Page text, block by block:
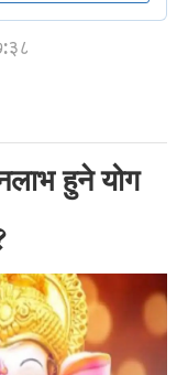
हुने योग